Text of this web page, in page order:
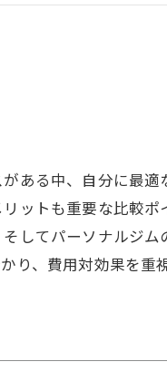
ある中、自分に最適
ットも重要な比較ポ
してパーソナルジム
り、費用対効果を重